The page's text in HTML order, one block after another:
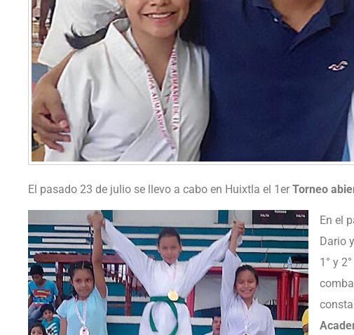
El pasado 23 de julio se llevo a cabo en Huixtla el 1er Torneo
En el
Dario
1° y